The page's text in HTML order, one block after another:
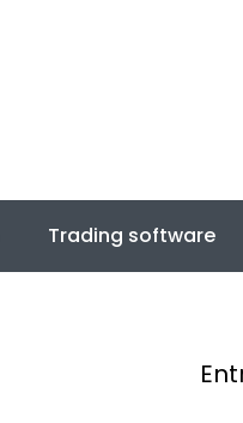
Trading software